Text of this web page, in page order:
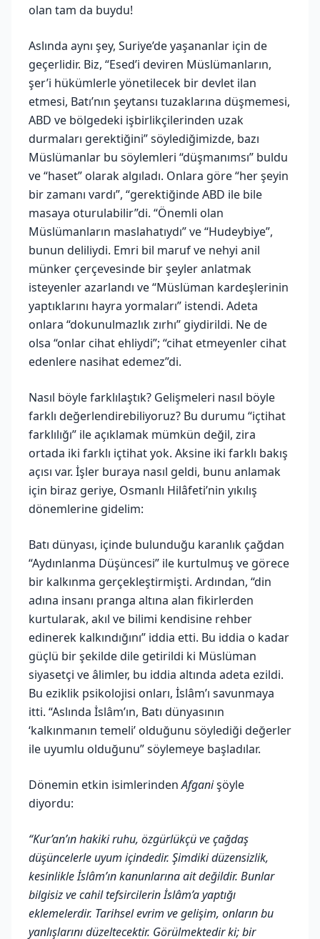
olan tam da buydu!
Aslında aynı şey, Suriye’de yaşananlar için de
geçerlidir. Biz, “Esed’i deviren Müslümanların,
şer’i hükümlerle yönetilecek bir devlet ilan
etmesi, Batı’nın şeytansı tuzaklarına düşmemesi,
ABD ve bölgedeki işbirlikçilerinden uzak
durmaları gerektiğini” söylediğimizde, bazı
Müslümanlar bu söylemleri “düşmanımsı” buldu
ve “haset” olarak algıladı. Onlara göre “her şeyin
bir zamanı vardı”, “gerektiğinde ABD ile bile
masaya oturulabilir”di. “Önemli olan
Müslümanların maslahatıydı” ve “Hudeybiye”,
bunun deliliydi. Emri bil maruf ve nehyi anil
münker çerçevesinde bir şeyler anlatmak
isteyenler azarlandı ve “Müslüman kardeşlerinin
yaptıklarını hayra yormaları” istendi. Adeta
onlara “dokunulmazlık zırhı” giydirildi. Ne de
olsa “onlar cihat ehliydi”; “cihat etmeyenler cihat
edenlere nasihat edemez”di.
Nasıl böyle farklılaştık? Gelişmeleri nasıl böyle
farklı değerlendirebiliyoruz? Bu durumu “içtihat
farklılığı” ile açıklamak mümkün değil, zira
ortada iki farklı içtihat yok. Aksine iki farklı bakış
açısı var. İşler buraya nasıl geldi, bunu anlamak
için biraz geriye, Osmanlı Hilâfeti’nin yıkılış
dönemlerine gidelim:
Batı dünyası, içinde bulunduğu karanlık çağdan
“Aydınlanma Düşüncesi” ile kurtulmuş ve görece
bir kalkınma gerçekleştirmişti. Ardından, “din
adına insanı pranga altına alan fikirlerden
kurtularak, akıl ve bilimi kendisine rehber
edinerek kalkındığını” iddia etti. Bu iddia o kadar
güçlü bir şekilde dile getirildi ki Müslüman
siyasetçi ve âlimler, bu iddia altında adeta ezildi.
Bu eziklik psikolojisi onları, İslâm’ı savunmaya
itti. “Aslında İslâm’ın, Batı dünyasının
‘kalkınmanın temeli’ olduğunu söylediği değerler
ile uyumlu olduğunu” söylemeye başladılar.
Dönemin etkin isimlerindenAfganişöyle
diyordu:
“Kur’an’ın hakiki ruhu, özgürlükçü ve çağdaş
düşüncelerle uyum içindedir. Şimdiki düzensizlik,
kesinlikle İslâm’ın kanunlarına ait değildir. Bunlar
bilgisiz ve cahil tefsircilerin İslâm’a yaptığı
eklemelerdir. Tarihsel evrim ve gelişim, onların bu
yanlışlarını düzeltecektir. Görülmektedir ki; bir